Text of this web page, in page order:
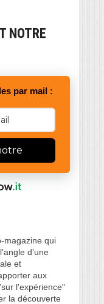
NOTRE
par mail :
magazine qui
d'une
et
aux
l'expérience"
la découverte